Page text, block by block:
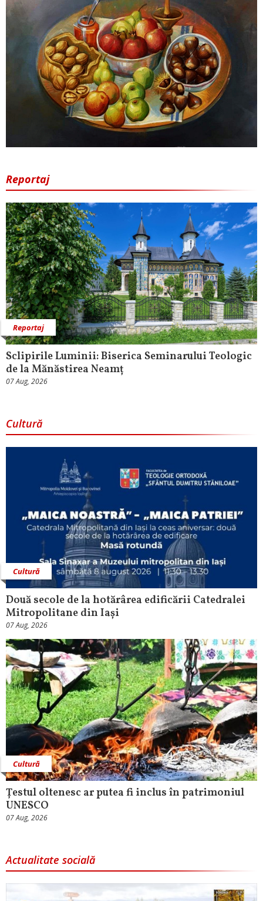
Reportaj
Reportaj
Sclipirile Luminii: Biserica Seminarului Teologic
de la Mănăstirea Neamț
07 Aug, 2026
Cultură
Cultură
Două secole de la hotărârea edificării Catedralei
Mitropolitane din Iași
07 Aug, 2026
Cultură
Țestul oltenesc ar putea fi inclus în patrimoniul
UNESCO
07 Aug, 2026
Actualitate socială